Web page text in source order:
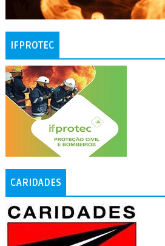
IFPROTEC
CARIDADES